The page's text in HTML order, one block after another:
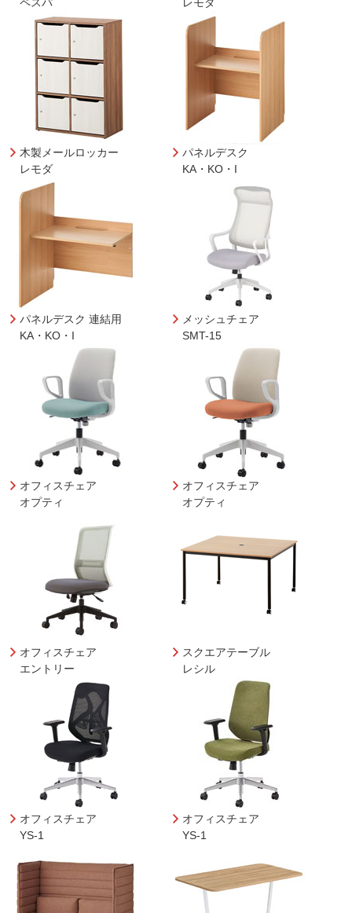
木製メールロッカー
レモダ
パネルデスク
KA・KO・I
パネルデスク 連結用
KA・KO・I
メッシュチェア
SMT-15
オフィスチェア
オプティ
オフィスチェア
オプティ
オフィスチェア
エントリー
スクエアテーブル
レシル
オフィスチェア
YS-1
オフィスチェア
YS-1